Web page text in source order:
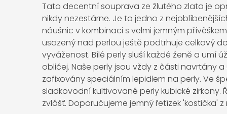
Tato decentní souprava ze žlutého zlata je
nikdy nezestárne. Je to jedno z
náušnic v kombinaci s velmi jemným
usazený nad perlou ještě podtrhuje celkový
vyváženost. Bílé perly sluší každé ženě a umí
obličej. Naše perly jsou vždy z části navrtány a
zafixovány speciálním lepidlem na perly. Ve
sladkovodní kultivované perly kubické
zvlášť. Doporučujeme jemný řetízek 'kostička' z